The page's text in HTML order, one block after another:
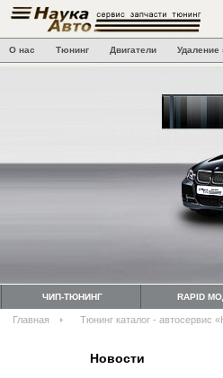
О нас Тюнинг Двигатели Удаление
ЧИП-ТЮНИНГ RAPID
Главная Тюнинг каталог - автосервис
Новости